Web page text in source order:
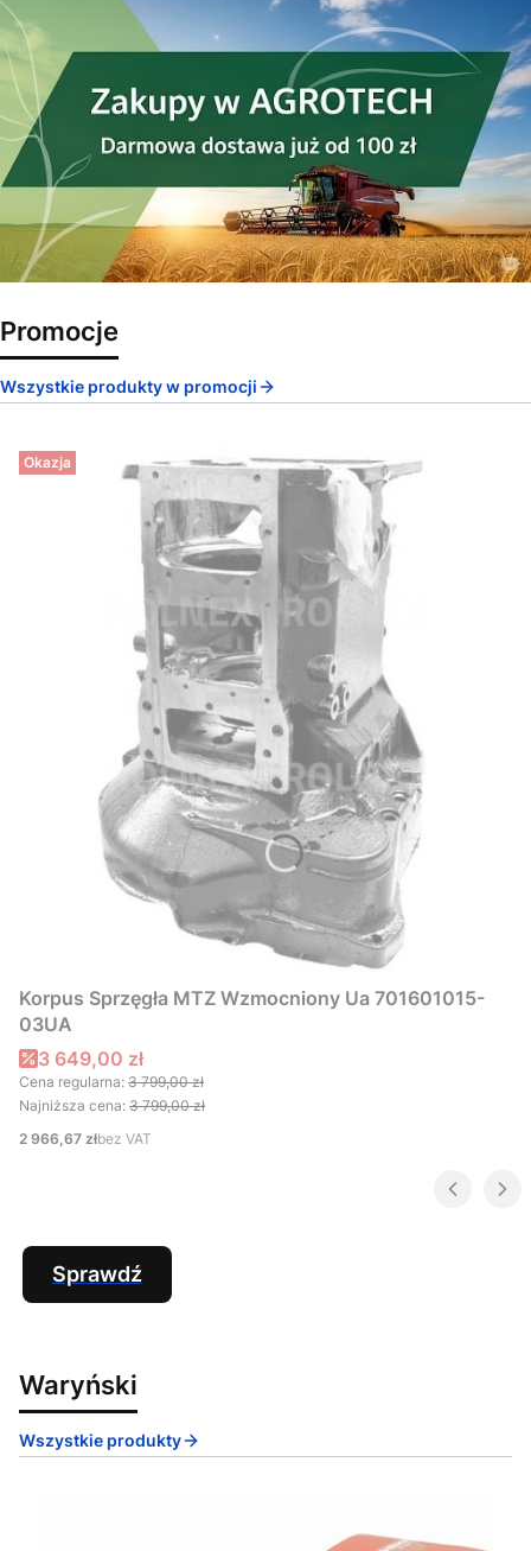
Promocje
Wszystkie produkty w promocji
Okazja
Korpus Sprzęgła MTZ Wzmocniony Ua 701601015-
03UA
Cena promocyjna
3 649,00 zł
Cena regularna: 3 799,00 zł
Najniższa cena: 3 799,00 zł
Cena
2 966,67 złbez VAT
Sprawdź
Waryński
Wszystkie produkty